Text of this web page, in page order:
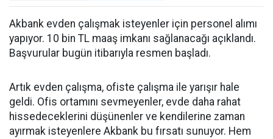
Akbank evden çalışmak isteyenler için personel alımı
yapıyor. 10 bin TL maaş imkanı sağlanacağı açıklandı.
Başvurular bugün itibarıyla resmen başladı.
Artık evden çalışma, ofiste çalışma ile yarışır hale
geldi. Ofis ortamını sevmeyenler, evde daha rahat
hissedeceklerini düşünenler ve kendilerine zaman
ayırmak isteyenlere Akbank bu fırsatı sunuyor. Hem